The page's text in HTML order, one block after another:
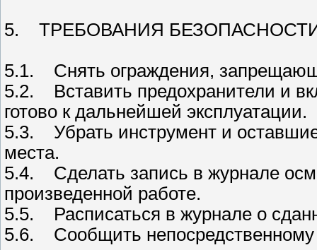
5. ТРЕБОВАНИЯ
5.1. Снять ограждения,
5.2. Вставить предохранители и
готово к дальнейшей эксплуатации.
5.3. Убрать инструмент и
места.
5.4. Сделать запись в журнале
произведенной работе.
5.5. Расписаться в журнале о
5.6. Сообщить непосредственному